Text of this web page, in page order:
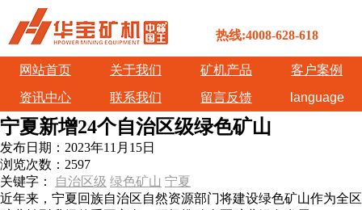
热线:4008-628-618
网站首页 关于我们 矿机产品
客户案例
资讯中心
联系我们 留言反馈 language
宁夏新增24个自治区级绿色矿山
发布日期： 2023年11月15日
浏览次数： 2597
关键字：
自治区级 绿色矿山 宁夏
近年来，宁夏回族自治区自然资源部门将建设绿色矿山作为全区